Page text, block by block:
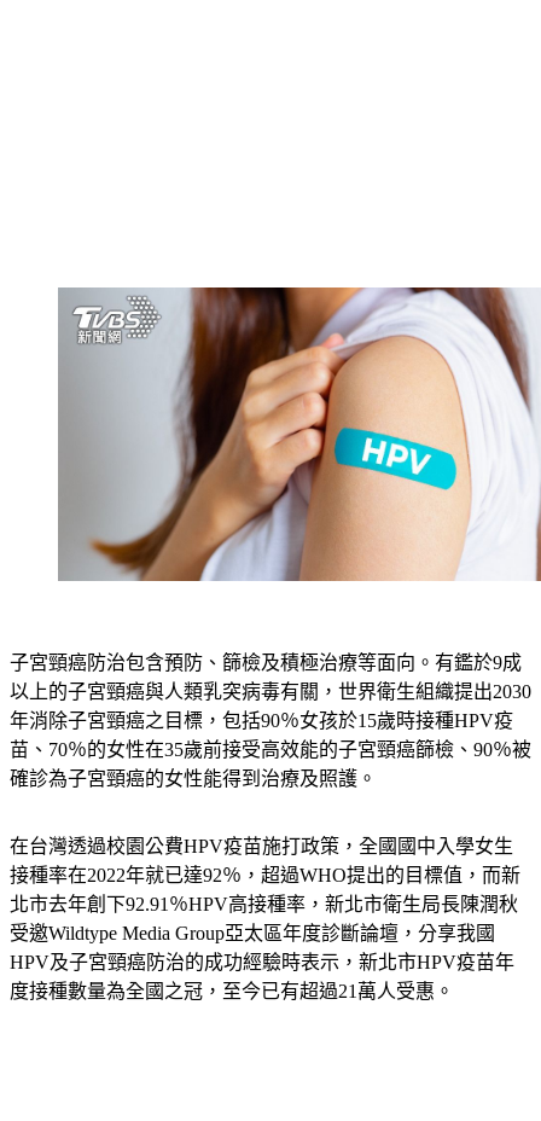
子宮頸癌防治包含預防、篩檢及積極治療等面向。有鑑於9成
以上的子宮頸癌與人類乳突病毒有關，世界衛生組織提出2030
年消除子宮頸癌之目標，包括90％女孩於15歲時接種HPV疫
苗、70％的女性在35歲前接受高效能的子宮頸癌篩檢、90％被
確診為子宮頸癌的女性能得到治療及照護。
在台灣透過校園公費HPV疫苗施打政策，全國國中入學女生
接種率在2022年就已達92％，超過WHO提出的目標值，而新
北市去年創下92.91％HPV高接種率，新北市衛生局長陳潤秋
受邀Wildtype Media Group亞太區年度診斷論壇，分享我國
HPV及子宮頸癌防治的成功經驗時表示，新北市HPV疫苗年
度接種數量為全國之冠，至今已有超過21萬人受惠。